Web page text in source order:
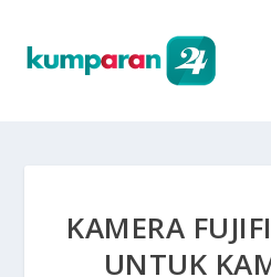
KAMERA
UNTUK